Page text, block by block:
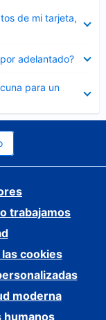
de mi tarjeta,
adelantado?
para un
trabajamos
cookies
moderna
humanos